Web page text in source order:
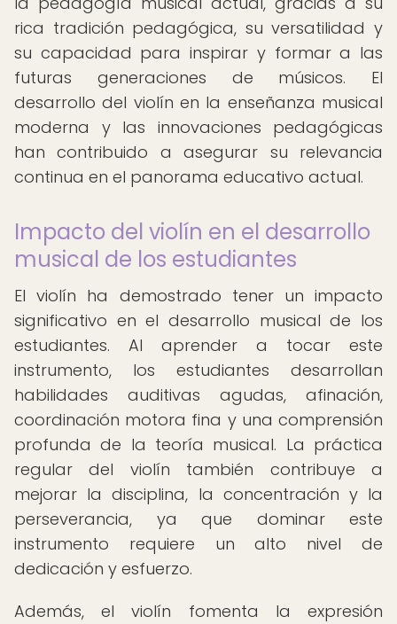
rica tradición pedagógica, su versatilidad y
su capacidad para inspirar y formar a las
futuras generaciones de músicos. El
desarrollo del violín en la enseñanza musical
moderna y las innovaciones pedagógicas
han contribuido a asegurar su relevancia
continua en el panorama educativo actual.
Impacto del violín en el desarrollo
musical de los estudiantes
El violín ha demostrado tener un impacto
significativo en el desarrollo musical de los
estudiantes. Al aprender a tocar este
instrumento, los estudiantes desarrollan
habilidades auditivas agudas, afinación,
coordinación motora fina y una comprensión
profunda de la teoría musical. La práctica
regular del violín también contribuye a
mejorar la disciplina, la concentración y la
perseverancia, ya que dominar este
instrumento requiere un alto nivel de
dedicación y esfuerzo.
Además, el violín fomenta la expresión